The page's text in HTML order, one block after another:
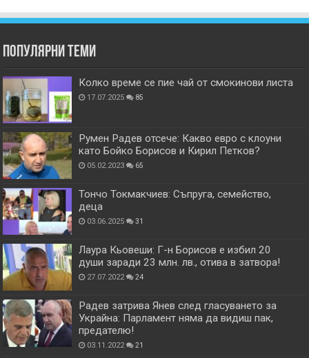
Популярни теми
Колко време се пие чай от смокинови листа
17.07.2025 85
Румен Радев отсече: Какво евро с клоуни
като Бойко Борисов и Кирил Петков?
05.02.2023 65
Тончо Токмакчиев: Съпруга, семейство,
деца
03.06.2025 31
Лаура Кьовеши: Г-н Борисов е избил 20
души заради 23 млн. лв., отива в затвора!
27.07.2022 24
Радев затрива Янев след гласуването за
Украйна: Парламент няма да видиш пак,
предателю!
03.11.2022 21